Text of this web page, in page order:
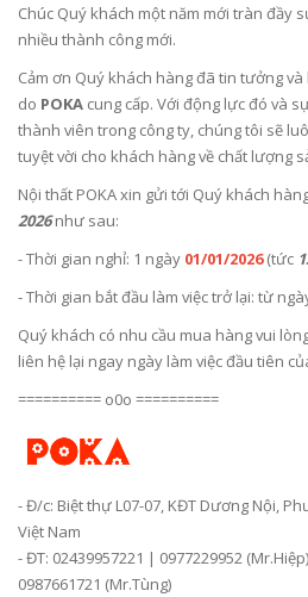
Chúc Quý khách một năm mới tràn đầy
nhiều thành công mới.
Cảm ơn Quý khách hàng đã tin tưởng
do POKA cung cấp. Với động lực đó và
thành viên trong công ty, chúng tôi sẽ
tuyệt vời cho khách hàng về chất lượng
Nội thất POKA xin gửi tới Quý khách
2026như sau:
- Thời gian nghỉ: 1 ngày 01/01/2026(tức
- Thời gian bắt đầu làm việc trở lại: từ
Quý khách có nhu cầu mua hàng vui
liên hệ lại ngay ngày làm việc đầu tiên
========== o0o ==========
- Đ/c: Biệt thự L07-07, KĐT Dương Nội,
Việt Nam
- ĐT: 02439957221 | 0977229952
0987661721 (Mr.Tùng)